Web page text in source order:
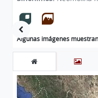
Algunas imágenes